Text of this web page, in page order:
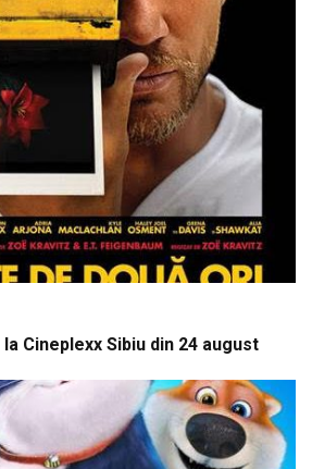
Cineplexx Sibiu din 24 august